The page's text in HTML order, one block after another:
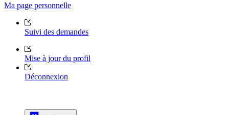
Ma page personnelle
Suivi des demandes
Mise à jour du profil
Déconnexion